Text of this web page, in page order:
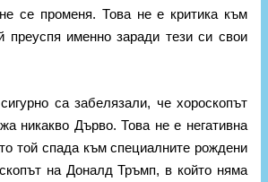
се променя. Това не е критика към
преуспя именно заради тези си свои
са забелязали, че хороскопът
никакво Дърво. Това не е негативна
той спада към специалните рождени
на Доналд Тръмп, в който няма